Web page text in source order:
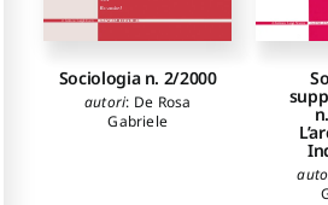
Sociologia n. 2/2000
autori: De Rosa
Gabriele